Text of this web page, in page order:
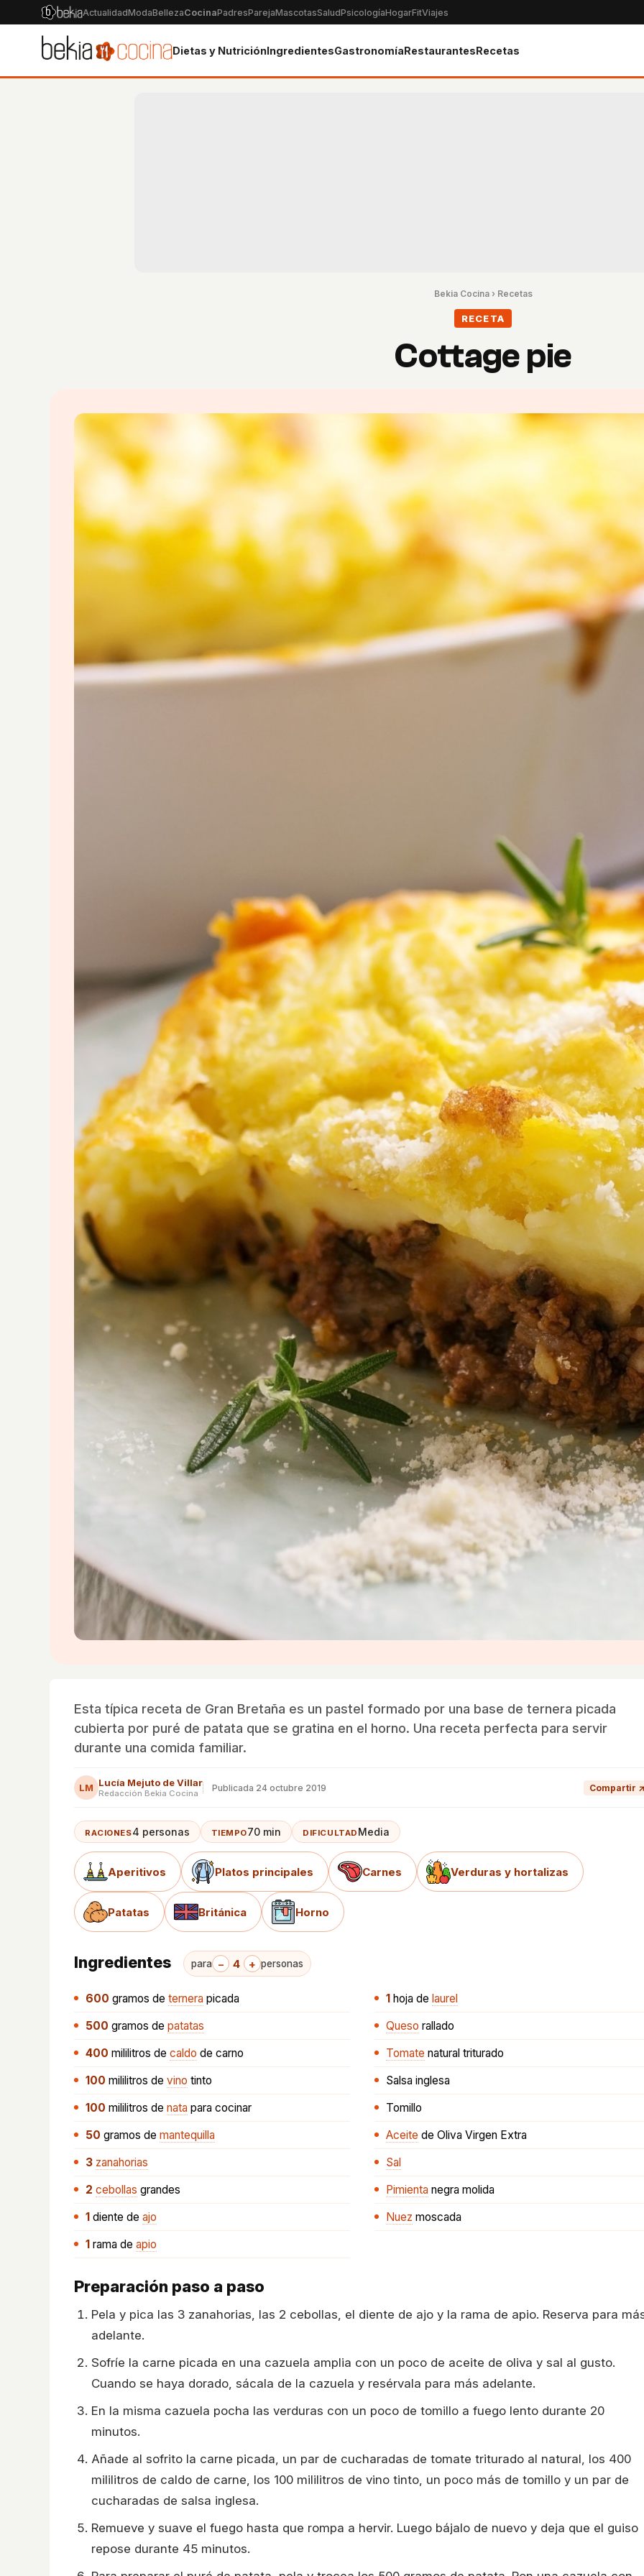
ActualidadModaBellezaCocinaPadresParejaMascotasSaludPsicologíaHogarFitViajes
Dietas y NutriciónIngredientesGastronomíaRestaurantesRecetas
Bekia Cocina› Recetas
RECETA
Cottage pie
Esta típica receta de Gran Bretaña es un pastel formado por una base de ternera picada
cubierta por puré de patata que se gratina en el horno. Una receta perfecta para servir
durante una comida familiar.
LM Lucía Mejuto de Villar
Redacción Bekia Cocina
Publicada 24 octubre 2019 Compartir ↗
RACIONES4 personas TIEMPO70 min DIFICULTAD Media
Aperitivos Platos principales Carnes Verduras y hortalizas
Patatas Británica Horno
Ingredientes para − 4 + personas
600 gramos de ternera picada
500 gramos de patatas
400 mililitros de caldo de carno
100 mililitros de vino tinto
100 mililitros de nata para cocinar
50 gramos de mantequilla
3 zanahorias
2 cebollas grandes
1 diente de ajo
1 rama de apio
1 hoja de laurel
Queso rallado
Tomate natural triturado
Salsa inglesa
Tomillo
Aceite de Oliva Virgen Extra
Sal
Pimienta negra molida
Nuez moscada
Preparación paso a paso
Pela y pica las 3 zanahorias, las 2 cebollas, el diente de ajo y la rama de apio. Reserva para
adelante.
Sofríe la carne picada en una cazuela amplia con un poco de aceite de oliva y sal al gusto.
Cuando se haya dorado, sácala de la cazuela y resérvala para más adelante.
En la misma cazuela pocha las verduras con un poco de tomillo a fuego lento durante 20
minutos.
Añade al sofrito la carne picada, un par de cucharadas de tomate triturado al natural, los 400
mililitros de caldo de carne, los 100 mililitros de vino tinto, un poco más de tomillo y un par de
cucharadas de salsa inglesa.
Remueve y suave el fuego hasta que rompa a hervir. Luego bájalo de nuevo y deja que el guiso
repose durante 45 minutos.